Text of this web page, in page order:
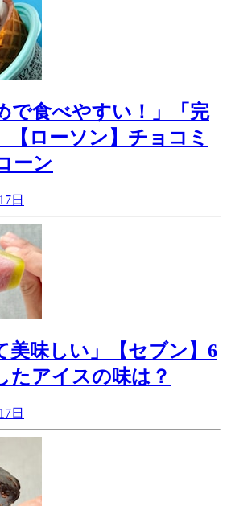
で食べやすい！」「完
【ローソン】チョコミ
ーン
日
美味しい」【セブン】6
たアイスの味は？
日